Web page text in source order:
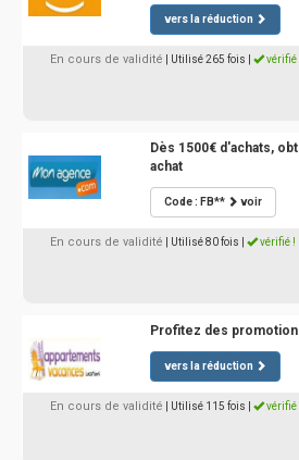
vers la réduction
En cours de validité | Utilisé 265 fois vérifié
Dès 1500€ d'achats,
achat
Code : FB** voir
En cours de validité | Utilisé 80 fois vérifié !
Profitez des
vers la réduction
En cours de validité | Utilisé 115 fois vérifié